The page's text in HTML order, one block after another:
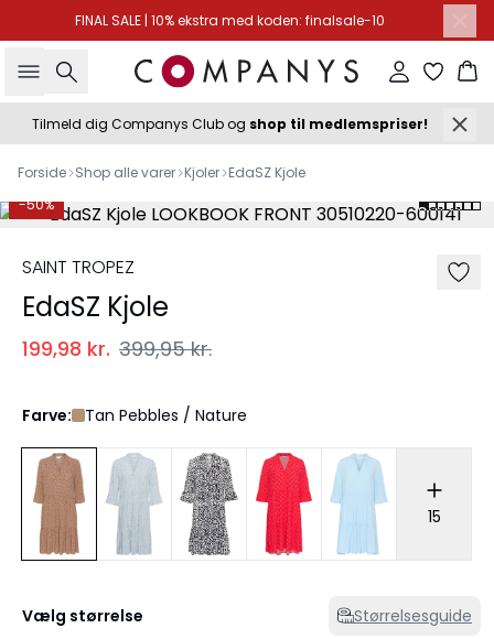
FINAL SALE | 10% ekstra med koden: finalsale-10
Søg Log ind
Tilmeld dig Companys Club og shop til medlemspriser!
Forside Shop alle varer Kjoler EdaSZ Kjole
-50%
SAINT TROPEZ
EdaSZ Kjole
199,98 kr. 399,95 kr.
Farve: Tan Pebbles / Nature
15
Vælg størrelse Størrelsesguide